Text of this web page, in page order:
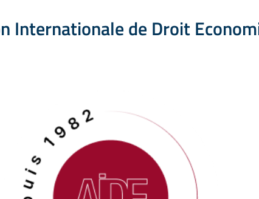
Internationale de Droit